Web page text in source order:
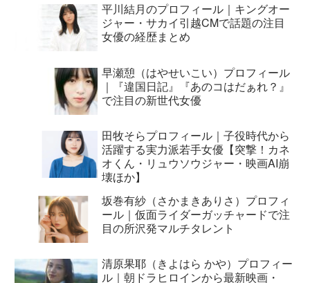
平川結月のプロフィール｜キングオー
ジャー・サカイ引越CMで話題の注目
女優の経歴まとめ
早瀬憩（はやせいこい）プロフィール
｜『違国日記』『あのコはだぁれ？』
で注目の新世代女優
田牧そらプロフィール｜子役時代から
活躍する実力派若手女優【突撃！カネ
オくん・リュウソウジャー・映画AI崩
壊ほか】
坂巻有紗（さかまきありさ）プロフィ
ール｜仮面ライダーガッチャードで注
目の所沢発マルチタレント
清原果耶（きよはら かや）プロフィー
ル｜朝ドラヒロインから最新映画・